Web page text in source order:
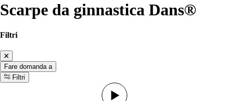
Scarpe da ginnastica Dans®
Filtri
Fare domanda a
Filtri